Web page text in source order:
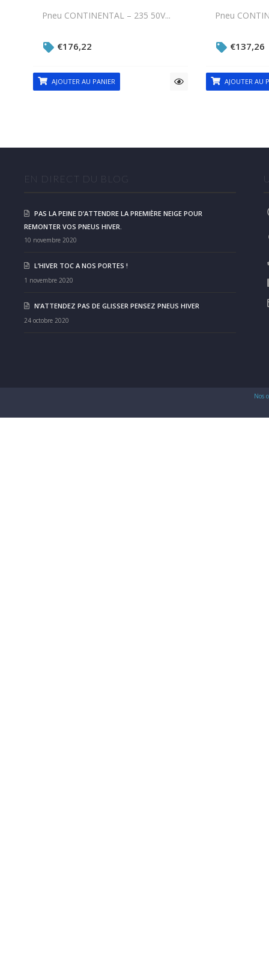
Pneu CONTINENTAL – 235 50V...
€176,22
AJOUTER AU PANIER
Pneu
€137,26
AJOUTER AU
EN DIRECT DU BLOG
PAS LA PEINE D’ATTENDRE LA PREMIÈRE NEIGE POUR
REMONTER VOS PNEUS HIVER.
10 novembre 2020
L’HIVER TOC A NOS PORTES !
1 novembre 2020
N’ATTENDEZ PAS DE GLISSER PENSEZ PNEUS HIVER
24 octobre 2020
Nos